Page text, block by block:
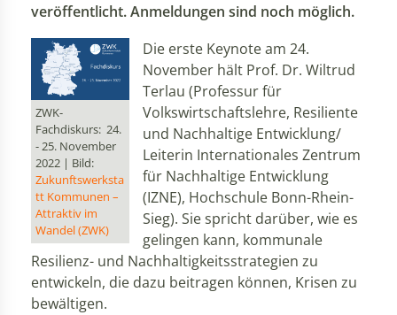
veröffentlicht. Anmeldungen sind noch möglich.
ZWK-
Fachdiskurs: 24.
- 25. November
2022 | Bild:
Zukunftswerksta
tt Kommunen –
Attraktiv im
Wandel (ZWK)
Die erste Keynote am 24.
November hält Prof. Dr. Wiltrud
Terlau (Professur für
Volkswirtschaftslehre, Resiliente
und Nachhaltige Entwicklung/
Leiterin Internationales Zentrum
für Nachhaltige Entwicklung
(IZNE), Hochschule Bonn-Rhein-
Sieg). Sie spricht darüber, wie es
gelingen kann, kommunale
Resilienz- und Nachhaltigkeitsstrategien zu
entwickeln, die dazu beitragen können, Krisen zu
bewältigen.